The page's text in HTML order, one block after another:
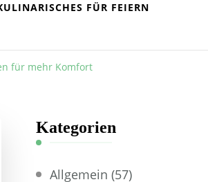
FÜR FEIERN
für mehr Komfort
Kategorien
Allgemein (57)